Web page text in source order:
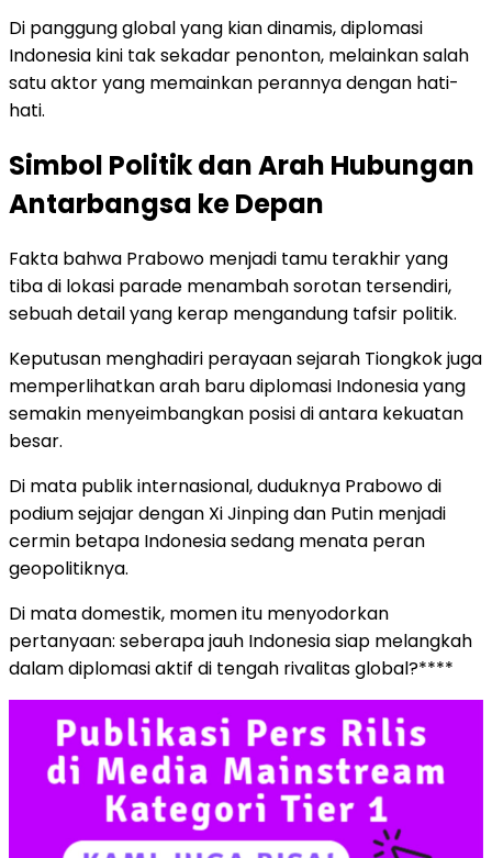
Di panggung global yang kian dinamis, diplomasi
Indonesia kini tak sekadar penonton, melainkan salah
satu aktor yang memainkan perannya dengan hati-
hati.
Simbol Politik dan Arah Hubungan
Antarbangsa ke Depan
Fakta bahwa Prabowo menjadi tamu terakhir yang
tiba di lokasi parade menambah sorotan tersendiri,
sebuah detail yang kerap mengandung tafsir politik.
Keputusan menghadiri perayaan sejarah Tiongkok juga
memperlihatkan arah baru diplomasi Indonesia yang
semakin menyeimbangkan posisi di antara kekuatan
besar.
Di mata publik internasional, duduknya Prabowo di
podium sejajar dengan Xi Jinping dan Putin menjadi
cermin betapa Indonesia sedang menata peran
geopolitiknya.
Di mata domestik, momen itu menyodorkan
pertanyaan: seberapa jauh Indonesia siap melangkah
dalam diplomasi aktif di tengah rivalitas global?****